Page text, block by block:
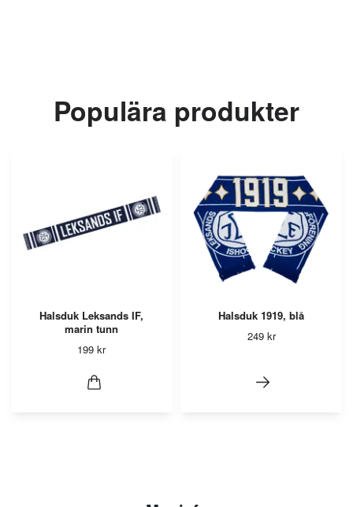
Populära produkter
Halsduk Leksands IF,
marin tunn
199 kr
Halsduk 1919, blå
249 kr